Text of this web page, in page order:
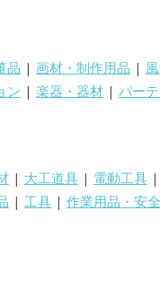
品 | 画材・制作用品 |
ン | 楽器・器材 | パー
| 大工道具 | 電動工具 |
| 工具 | 作業用品・安